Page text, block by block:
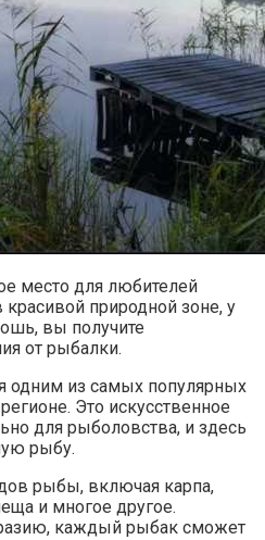
место для любителей
природной зоне, у
вы получите
от рыбалки.
одним из самых популярных
Это искусственное
для рыболовства, и здесь
рыбу.
рыбы, включая карпа,
и многое другое.
каждый рыбак сможет